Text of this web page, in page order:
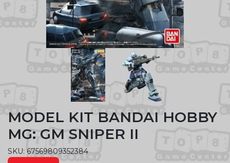
MODEL KIT BANDAI HOBBY
MG: GM SNIPER II
SKU: 67569809352384